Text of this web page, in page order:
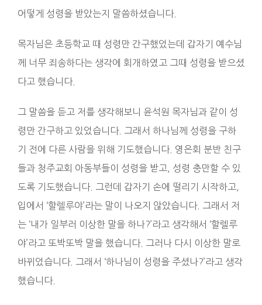
어떻게 성령을 받았는지 말씀하셨습니다.
목자님은 초등학교 때 성령만 간구했었는데 갑자기 예수님
께 너무 죄송하다는 생각에 회개하였고 그때 성령을 받으셨
다고 했습니다.
그 말씀을 듣고 저를 생각해보니 윤석원 목자님과 같이 성
령만 간구하고 있었습니다. 그래서 하나님께 성령을 구하
기 전에 다른 사람을 위해 기도했습니다. 영은회 분반 친구
들과 청주교회 아동부들이 성령을 받고, 성령 충만할 수 있
도록 기도했습니다. 그런데 갑자기 손에 떨리기 시작하고,
입에서 ‘할렐루야’라는 말이 나오지 않았습니다. 그래서 저
는 ‘내가 일부러 이상한 말을 하나?’라고 생각해서 ‘할렐루
야’라고 또박또박 말을 했습니다. 그러나 다시 이상한 말로
바뀌었습니다. 그래서 ‘하나님이 성령을 주셨나?’라고 생각
했습니다.